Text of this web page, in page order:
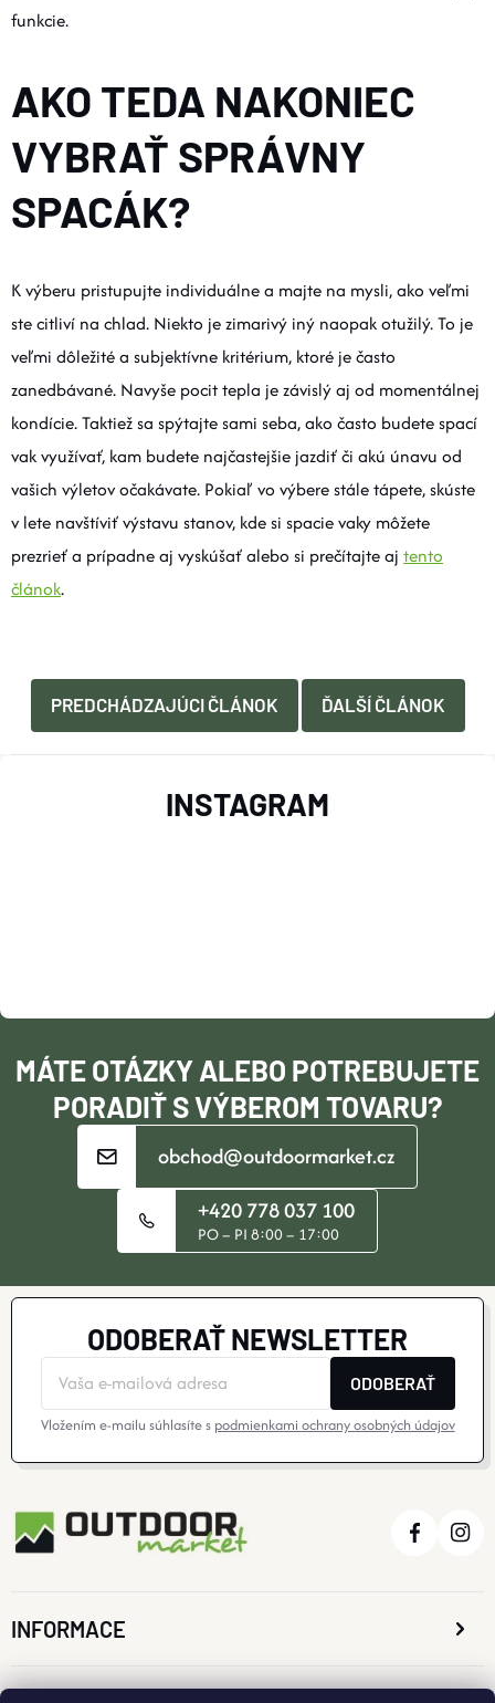
funkcie.
AKO TEDA NAKONIEC
VYBRAŤ SPRÁVNY
SPACÁK?
K výberu pristupujte individuálne a majte na mysli, ako veľmi
ste citliví na chlad. Niekto je zimarivý iný naopak otužilý. To je
veľmi dôležité a subjektívne kritérium, ktoré je často
zanedbávané. Navyše pocit tepla je závislý aj od momentálnej
kondície. Taktiež sa spýtajte sami seba, ako často budete spací
vak využívať, kam budete najčastejšie jazdiť či akú únavu od
vašich výletov očakávate. Pokiaľ vo výbere stále tápete, skúste
v lete navštíviť výstavu stanov, kde si spacie vaky môžete
prezrieť a prípadne aj vyskúšať alebo si prečítajte aj tento
článok.
PREDCHÁDZAJÚCI ČLÁNOK ĎALŠÍ ČLÁNOK
T
MÁTE OTÁZKY ALEBO POTREBUJETE
PORADIŤ S VÝBEROM TOVARU?
obchod@outdoormarket.cz
+420 778 037 100
PO – PI 8:00 – 17:00
INSTAGRAM
ODOBERAŤ NEWSLETTER
ODOBERAŤ
Vložením e-mailu súhlasíte s podmienkami ochrany osobných údajov
INFORMACE